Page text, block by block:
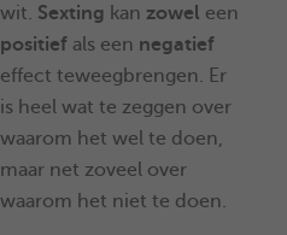
wit. Sexting kan zowel een
positief als een negatief
effect teweegbrengen. Er
is heel wat te zeggen over
waarom het wel te doen,
maar net zoveel over
waarom het niet te doen.